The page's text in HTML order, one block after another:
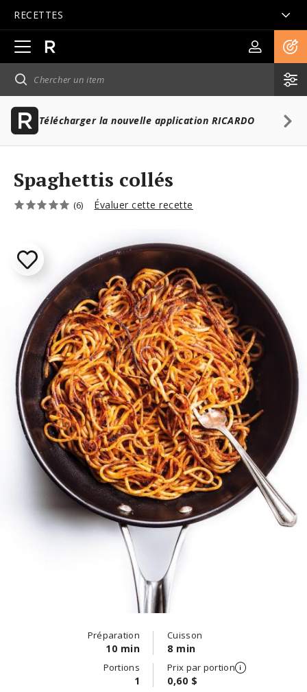
RECETTES
Ouvrir
la
navigation
principale
Télécharger la nouvelle application RICARDO
Spaghettis collés
(6) Évaluer cette recette
Préparation
10 min
Cuisson
8 min
Portions
1
Prix par portion
0,60 $